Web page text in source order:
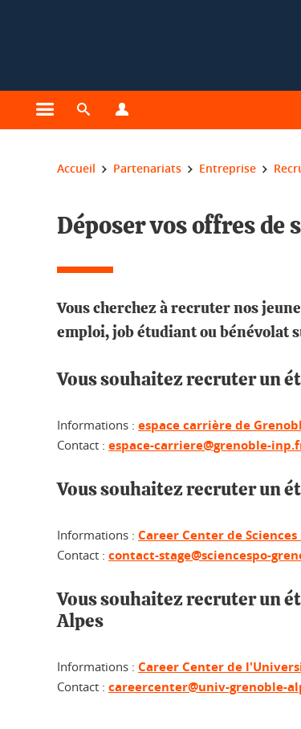
Ouvrir le menu principal
Ouvrir le moteur de recherche
Vous êtes ici :
Accueil Partenariats Entreprise
Déposer vos offres de
Vous cherchez à recruter nos
emploi, job étudiant ou bénévolat
Vous souhaitez recruter un
Informations : espace carrière de
Contact : espace-carriere@grenoble-
Vous souhaitez recruter un
Informations : Career Center de Sciences
Contact : contact-stage@sciencespo-
Vous souhaitez recruter un
Alpes
Informations : Career Center de
Contact : careercenter@univ-grenoble-